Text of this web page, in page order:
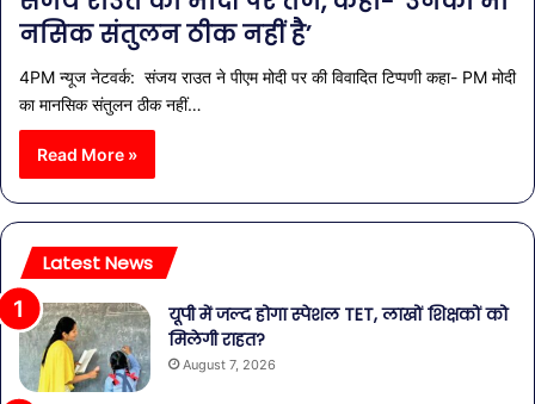
नसिक संतुलन ठीक नहीं है’
4PM न्यूज नेटवर्क: संजय राउत ने पीएम मोदी पर की विवादित टिप्पणी कहा- PM मोदी
का मा​नसिक संतुलन ठीक नहीं…
Read More »
Latest News
यूपी में जल्द होगा स्पेशल TET, लाखों शिक्षकों को
मिलेगी राहत?
August 7, 2026